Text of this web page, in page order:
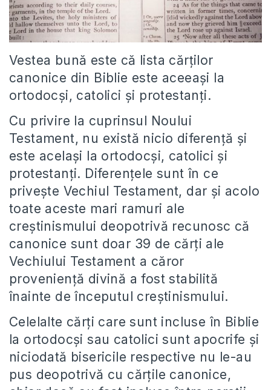
Vestea bună este că lista cărţilor
canonice din Biblie este aceeaşi la
ortodocşi, catolici şi protestanţi.
Cu privire la cuprinsul Noului
Testament, nu există nicio diferenţă şi
este acelaşi la ortodocşi, catolici şi
protestanţi. Diferenţele sunt în ce
priveşte Vechiul Testament, dar şi acolo
toate aceste mari ramuri ale
creştinismului deopotrivă recunosc că
canonice sunt doar 39 de cărţi ale
Vechiului Testament a căror
provenienţă divină a fost stabilită
înainte de începutul creştinismului.
Celelalte cărţi care sunt incluse în Biblie
la ortodocşi sau catolici sunt apocrife şi
niciodată bisericile respective nu le-au
pus deopotrivă cu cărţile canonice,